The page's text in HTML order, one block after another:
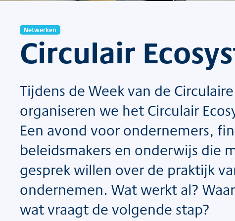
Netwerken
Circulair
Tijdens de Week van de
organiseren we het Circulair
Een avond voor ondernemers,
beleidsmakers en onderwijs die
gesprek willen over de praktijk
ondernemen. Wat werkt al?
wat vraagt de volgende stap?